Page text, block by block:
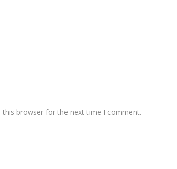
this browser for the next time I comment.